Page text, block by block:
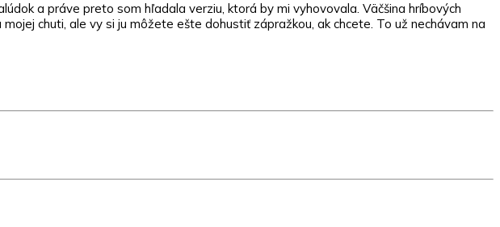
a práve preto som hľadala verziu, ktorá by mi vyhovovala. Väčšina hríbových
chuti, ale vy si ju môžete ešte dohustiť zápražkou, ak chcete. To už nechávam na